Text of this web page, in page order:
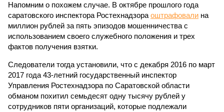
Напомним о похожем случае. В октябре прошлого года
саратовского инспектора Ростехнадзора оштрафовали на
миллион рублей за пять эпизодов мошенничества с
использованием своего служебного положения и трех
фактов получения взятки.
Следователи тогда установили, что с декабря 2016 по март
2017 года 43-летний государственный инспектор
Управления Ростехнадзора по Саратовской области
обманом похитил семьдесят одну тысячу рублей у
сотрудников пяти организаций, которые подлежали